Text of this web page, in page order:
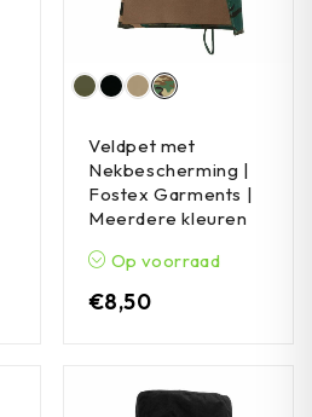
Veldpet met
Nekbescherming |
Fostex Garments |
Meerdere kleuren
Op voorraad
€8,50